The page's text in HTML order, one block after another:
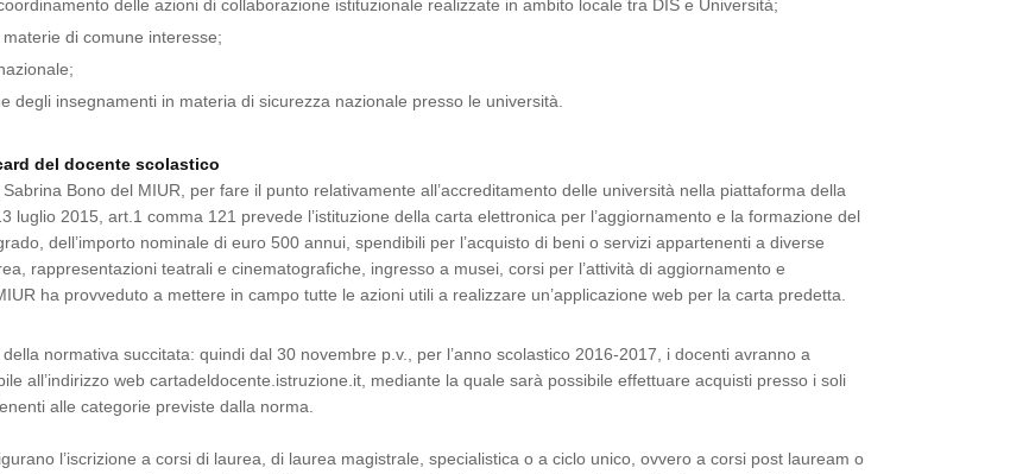
delle azioni di collaborazione istituzionale realizzate in ambito locale tra DIS e Università;
di comune interesse;
degli insegnamenti in materia di sicurezza nazionale presso le università.
del docente scolastico
Bono del MIUR, per fare il punto relativamente all’accreditamento delle università nella piattaforma della
2015, art.1 comma 121 prevede l’istituzione della carta elettronica per l’aggiornamento e la formazione del
dell’importo nominale di euro 500 annui, spendibili per l’acquisto di beni o servizi appartenenti a diverse
rappresentazioni teatrali e cinematografiche, ingresso a musei, corsi per l’attività di aggiornamento e
ha provveduto a mettere in campo tutte le azioni utili a realizzare un’applicazione web per la carta predetta.
normativa succitata: quindi dal 30 novembre p.v., per l’anno scolastico 2016-2017, i docenti avranno a
all’indirizzo web cartadeldocente.istruzione.it, mediante la quale sarà possibile effettuare acquisti presso i soli
alle categorie previste dalla norma.
l’iscrizione a corsi di laurea, di laurea magistrale, specialistica o a ciclo unico, ovvero a corsi post lauream o